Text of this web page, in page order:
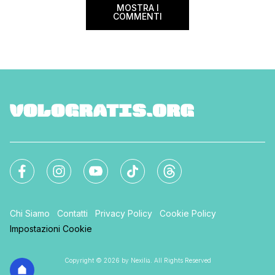
MOSTRA I
COMMENTI
Chi Siamo Contatti Privacy Policy
Cookie Policy
Impostazioni Cookie
Copyright © 2026 by Nexilia. All Rights Reserved